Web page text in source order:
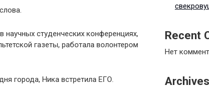
научных студенческих конференциях,
газеты, работала волонтером
города, Ника встретила ЕГО.
Recent
Нет
Archives